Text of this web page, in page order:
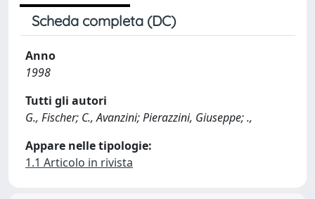
Scheda completa (DC)
Anno
1998
Tutti gli autori
G., Fischer; C., Avanzini; Pierazzini, Giuseppe; .,
Appare nelle tipologie:
1.1 Articolo in rivista